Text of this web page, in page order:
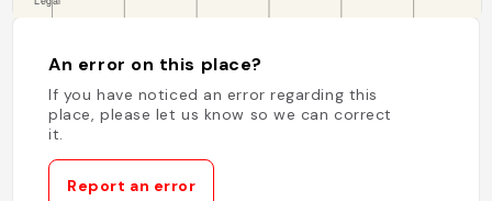
An error on this place?
If you have noticed an error regarding this
place, please let us know so we can correct
it.
Report an error